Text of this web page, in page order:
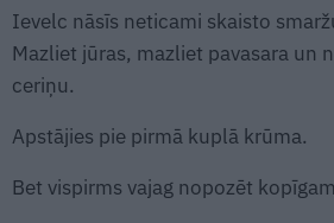
Ievelc nāsīs neticami skaisto
Mazliet jūras, mazliet pavasara un
ceriņu.
Apstājies pie pirmā kuplā krūma.
Bet vispirms vajag nopozēt